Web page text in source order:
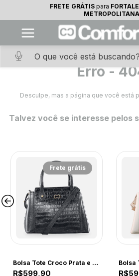
10% OFF na primeira
Baixe o app. Cupom
(100+)
FRETE GRÁTISpara
METROPOLITANA
Erro -
Desculpe, mas a página que você está
Talvez você se interesse pelos
Frete grátis
Bolsa Tote Croco Prata e Preta
R$599,90
Bolsa